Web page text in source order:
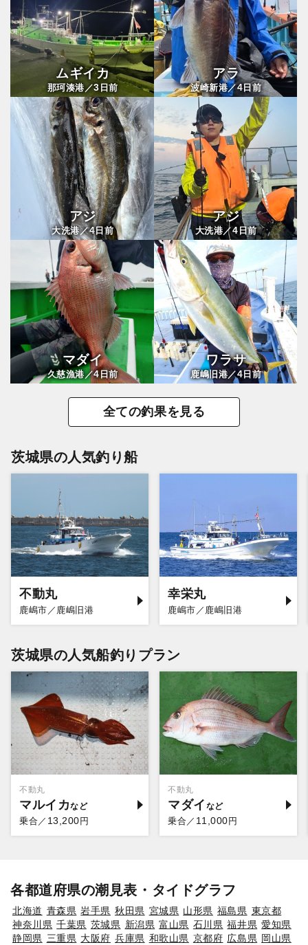
ムギイカ
那珂湊港／3 日前
アラ
波崎新港／4日前
アジ
大洗港／4日前
アジ
大洗港／4 日前
マダイ
久慈漁港／4日前
ワラサ
鹿嶋旧港／4日前
全ての釣果を見る
茨城県の人気釣り船
不動丸
鹿嶋市／鹿嶋旧港
幸栄丸
鹿嶋市／鹿嶋旧港
茨城県の人気船釣りプラン
不動丸
マルイカ
乗合／ 13,200円
不動丸
マダイ
乗合／ 11,000円
各都道府県の潮見表・タイドグラフ
北海道 青森県 岩手県 秋田県 宮城県 山形県 福島県 東京都
神奈川県 千葉県 茨城県 新潟県 富山県 石川県 福井県 愛知県
静岡県 三重県 大阪府 兵庫県 和歌山県 京都府 広島県 岡山県